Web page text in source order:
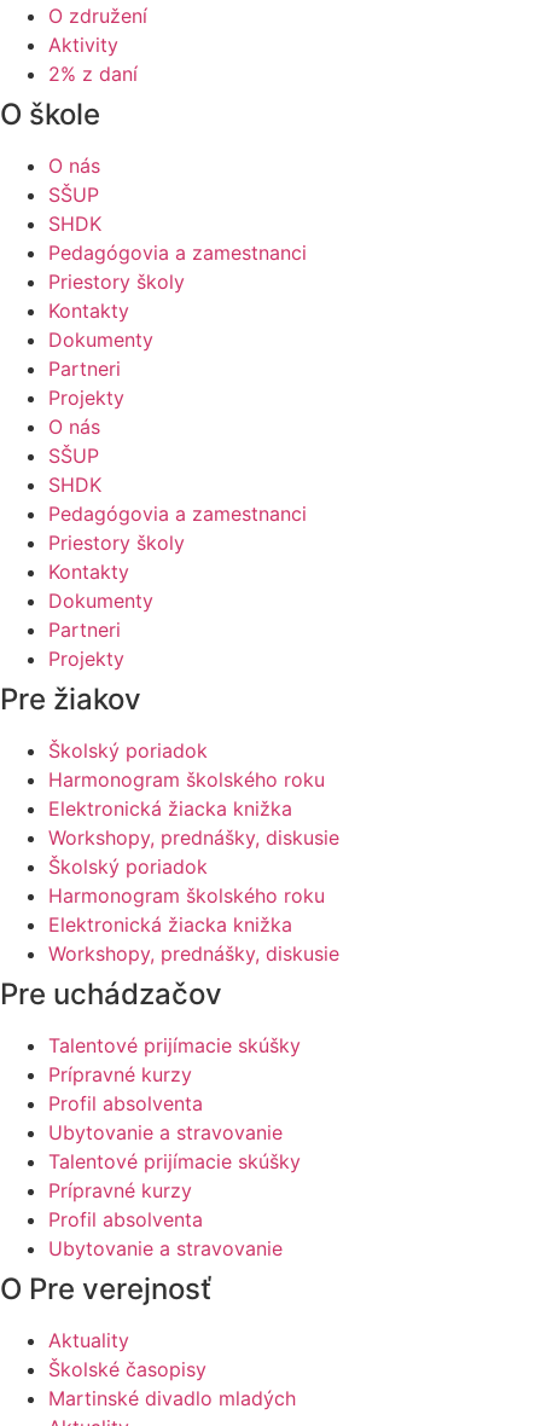
O združení
Aktivity
2% z daní
O škole
O nás
SŠUP
SHDK
Pedagógovia a zamestnanci
Priestory školy
Kontakty
Dokumenty
Partneri
Projekty
O nás
SŠUP
SHDK
Pedagógovia a zamestnanci
Priestory školy
Kontakty
Dokumenty
Partneri
Projekty
Pre žiakov
Školský poriadok
Harmonogram školského roku
Elektronická žiacka knižka
Workshopy, prednášky, diskusie
Školský poriadok
Harmonogram školského roku
Elektronická žiacka knižka
Workshopy, prednášky, diskusie
Pre uchádzačov
Talentové prijímacie skúšky
Prípravné kurzy
Profil absolventa
Ubytovanie a stravovanie
Talentové prijímacie skúšky
Prípravné kurzy
Profil absolventa
Ubytovanie a stravovanie
O Pre verejnosť
Aktuality
Školské časopisy
Martinské divadlo mladých